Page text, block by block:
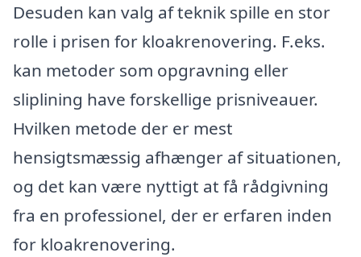
Desuden kan valg af teknik spille en stor
rolle i prisen for kloakrenovering. F.eks.
kan metoder som opgravning eller
sliplining have forskellige prisniveauer.
Hvilken metode der er mest
hensigtsmæssig afhænger af situationen,
og det kan være nyttigt at få rådgivning
fra en professionel, der er erfaren inden
for kloakrenovering.